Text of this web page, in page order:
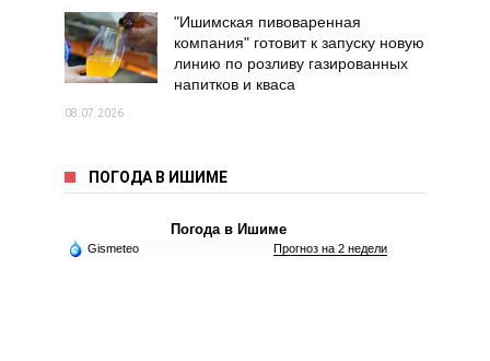
"Ишимская пивоваренная
компания" готовит к запуску новую
линию по розливу газированных
напитков и кваса
08.07.2026
ПОГОДА В ИШИМЕ
Погода в Ишиме
Gismeteo Прогноз на 2 недели